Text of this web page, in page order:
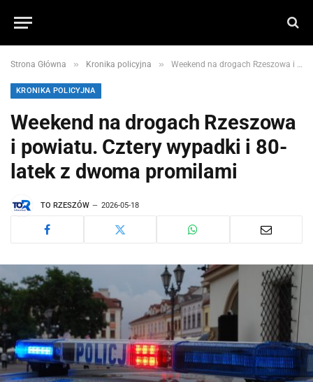
Strona Główna » Kronika policyjna » Weekend na drogach Rzeszowa i powiatu. Cztery wypadki i 80-latek z dwoma promilami
KRONIKA POLICYJNA
Weekend na drogach Rzeszowa
i powiatu. Cztery wypadki i 80-
latek z dwoma promilami
TO RZESZÓW 2026-05-18